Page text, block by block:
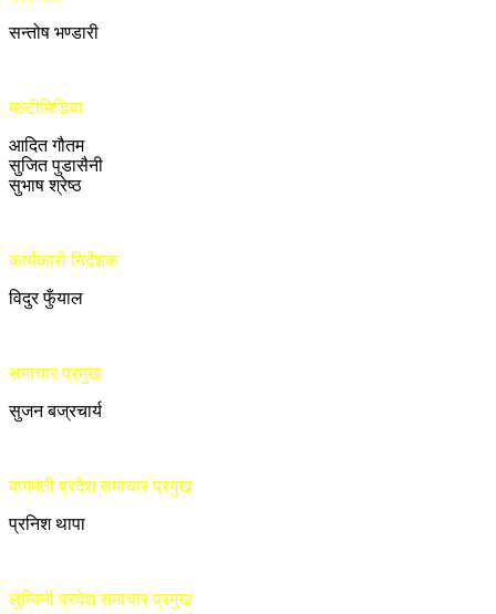
सन्तोष भण्डारी
मल्टीमिडिया
आदित गौतम
सुजित पुडासैनी
सुभाष श्रेष्ठ
कार्यकारी निर्देशक
विदुर फुँयाल
समाचार प्रमुख
सुजन बज्रचार्य
बागमती प्रदेश समाचार प्रमुख
प्रनिश थापा
लुम्बिनी प्रदेश समाचार प्रमुख